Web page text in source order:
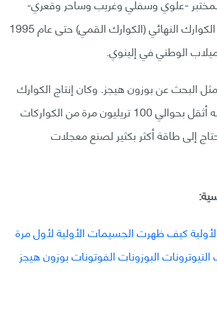
ولكن لم يجد الباحثون الكوارك النهائي (الكوارك القمي) حتى عام 1995
الوطني في إلينوي.
البحث عن بوزون هيجز. وكان إنتاج الكوارك
القمي صعبًا للغاية لأنه أثقل بحوالي 100 تريليون مرة من الكواركات
إلى طاقة أكثر بكثير لصنع معجلات